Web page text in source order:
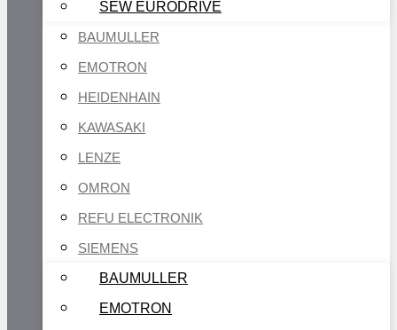
SEW EURODRIVE
BAUMULLER
EMOTRON
HEIDENHAIN
KAWASAKI
LENZE
OMRON
REFU ELECTRONIK
SIEMENS
BAUMULLER
EMOTRON